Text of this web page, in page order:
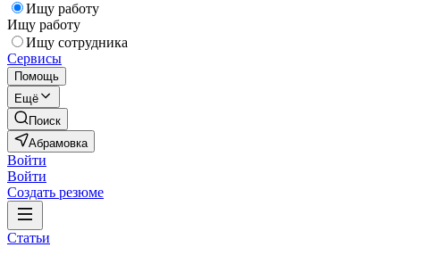
Ищу работу
Ищу работу
Ищу сотрудника
Сервисы
Помощь
Ещё
Поиск
Абрамовка
Войти
Войти
Создать резюме
Статьи